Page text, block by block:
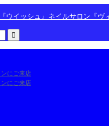
ウイッシュ』ネイルサロン『ヴ
にご来店
にご来店